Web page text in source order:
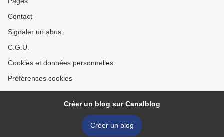
Contact
Signaler un abus
C.G.U.
Cookies et données personnelles
Préférences cookies
Créer un blog sur Canalblog
Créer un blog